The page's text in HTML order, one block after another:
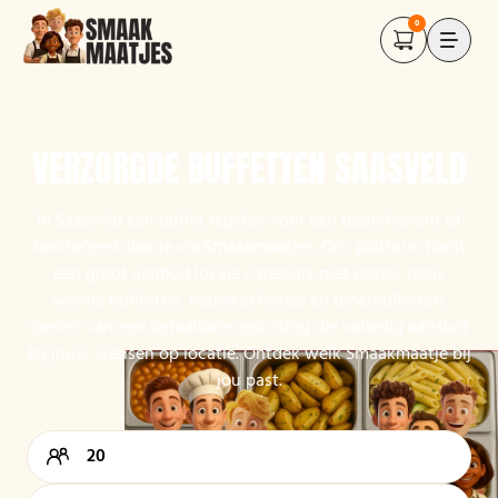
0
bij jouw wensen op locatie. Ontdek welk Smaakmaatje bij
jou past.